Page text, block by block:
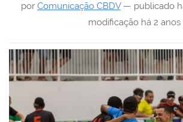
por Comunicação CBDV— publicado
modificação há 2 anos